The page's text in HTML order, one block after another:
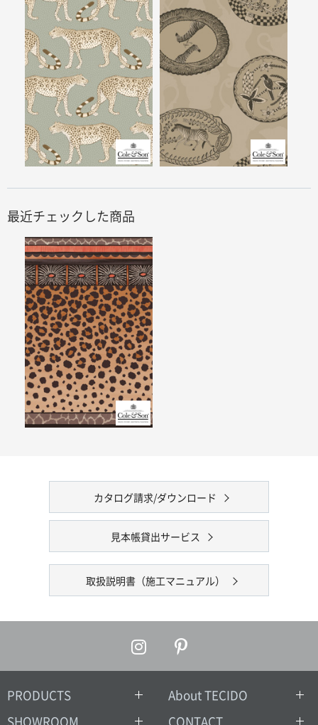
最近チェックした商品
カタログ請求/ダウンロード
見本帳貸出サービス
取扱説明書（施工マニュアル）
PRODUCTS
About TECIDO
SHOWROOM
CONTACT